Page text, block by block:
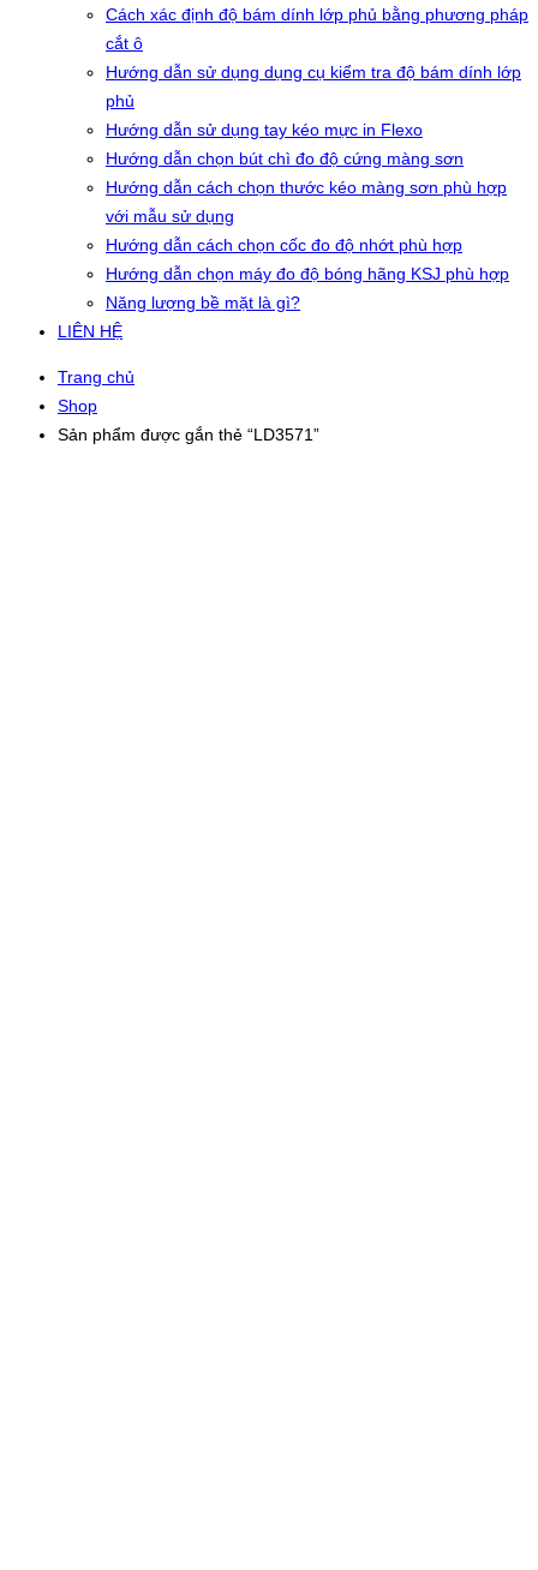
Cách xác định độ bám dính lớp phủ bằng phương pháp
cắt ô
Hướng dẫn sử dụng dụng cụ kiểm tra độ bám dính lớp
phủ
Hướng dẫn sử dụng tay kéo mực in Flexo
Hướng dẫn chọn bút chì đo độ cứng màng sơn
Hướng dẫn cách chọn thước kéo màng sơn phù hợp
với mẫu sử dụng
Hướng dẫn cách chọn cốc đo độ nhớt phù hợp
Hướng dẫn chọn máy đo độ bóng hãng KSJ phù hợp
Năng lượng bề mặt là gì?
LIÊN HỆ
Trang chủ
Shop
Sản phẩm được gắn thẻ “LD3571”